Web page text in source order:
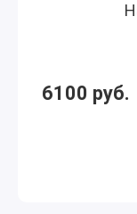
6100 руб.